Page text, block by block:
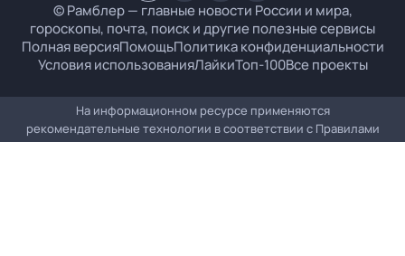
© Рамблер — главные новости России и мира,
гороскопы, почта, поиск и другие полезные сервисы
Полная версияПомощьПолитика конфиденциальности
Условия использованияЛайкиТоп-100Все проекты
На информационном ресурсе применяются
рекомендательные технологии в соответствии с Правилами